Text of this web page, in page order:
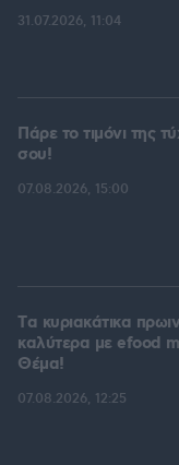
31.07.2026, 11:04
Πάρε το τιμόνι της
σου!
07.08.2026, 15:00
Tα κυριακάτικα
καλύτερα με efood
Θέμα!
07.08.2026, 12:25